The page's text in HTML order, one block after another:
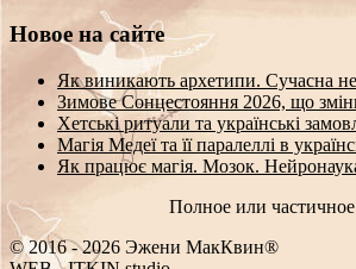
Новое на сайте
Як виникають архетипи. Сучасна
Зимове Сонцестояння 2026, що
Хетські ритуали та українські
Магія Медеї та її паралеллі в
Як працює магія. Мозок.
Полное или
© 2016 - 2026 Эжени МакКвин®